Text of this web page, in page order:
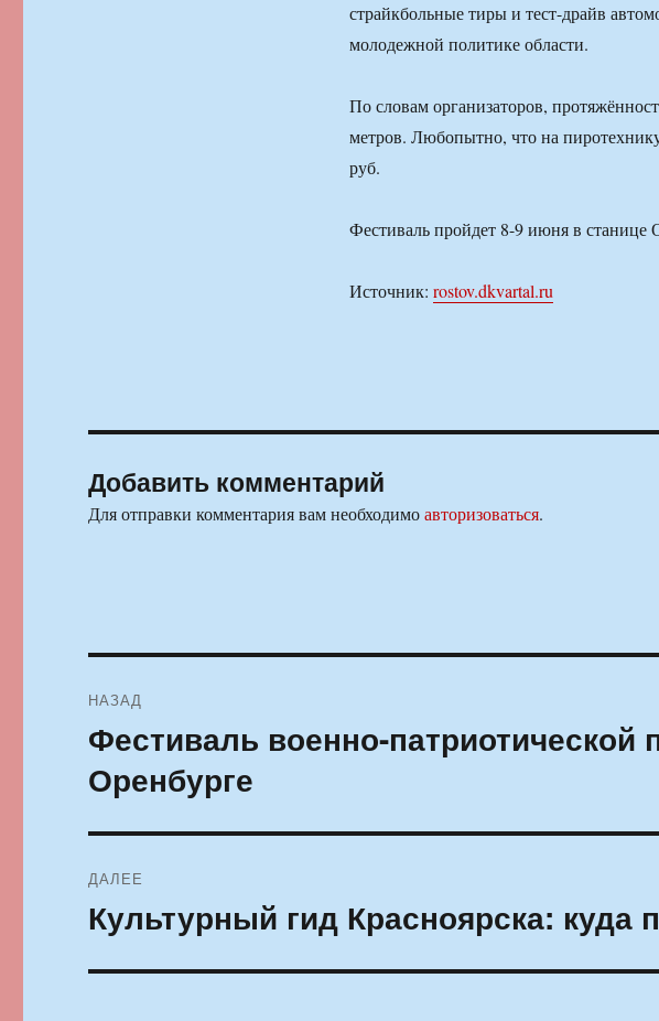
страйкбольные тиры и тест-драйв
молодежной политике области.
По словам организаторов,
метров. Любопытно, что на
руб.
Фестиваль пройдет 8-9 июня в станице
Источник: rostov.dkvartal.ru
Добавить комментарий
Для отправки комментария вам необходимоавторизоваться.
по
записям
НАЗАД
Предыдущая
Фестиваль военно-патриотической
Оренбурге
ДАЛЕЕ
Следующая
запись:
Культурный гид Красноярска: куда